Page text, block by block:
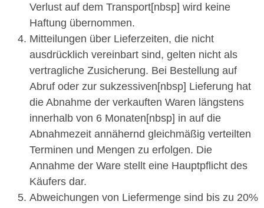
Verlust auf dem Transport[nbsp] wird keine
Haftung übernommen.
Mitteilungen über Lieferzeiten, die nicht
ausdrücklich vereinbart sind, gelten nicht als
vertragliche Zusicherung. Bei Bestellung auf
Abruf oder zur sukzessiven[nbsp] Lieferung hat
die Abnahme der verkauften Waren längstens
innerhalb von 6 Monaten[nbsp] in auf die
Abnahmezeit annähernd gleichmäßig verteilten
Terminen und Mengen zu erfolgen. Die
Annahme der Ware stellt eine Hauptpflicht des
Käufers dar.
Abweichungen von Liefermenge sind bis zu 20%